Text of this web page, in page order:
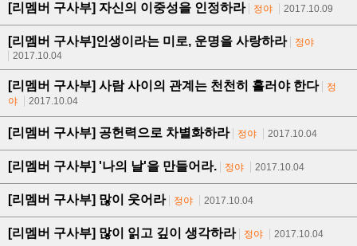
[리멤버 구사부] 자신의 이중성을 인정하라 정야 2017.10.09
[리멤버 구사부]인생이라는 미로, 운명을 사랑하라
정야
2017.10.04
[리멤버 구사부] 사람 사이의 관계는 천천히 흘러야 한다
정
야
2017.10.04
[리멤버 구사부] 공헌력으로 차별화하라 정야 2017.10.04
[리멤버 구사부] '나의 날'을 만들어라. 정야 2017.10.04
[리멤버 구사부] 많이 웃어라 정야 2017.10.04
[리멤버 구사부] 많이 읽고 깊이 생각하라 정야 2017.10.04